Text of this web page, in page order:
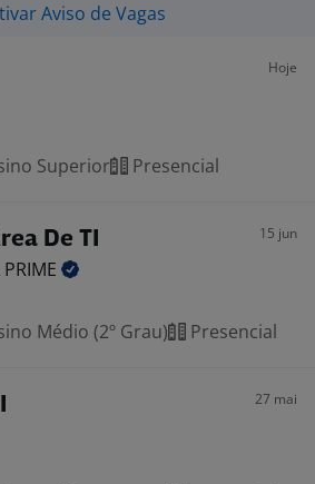
Aviso de Vagas
Hoje
Superior Presencial
De TI 15 jun
PRIME
Médio (2º Grau) Presencial
27 mai